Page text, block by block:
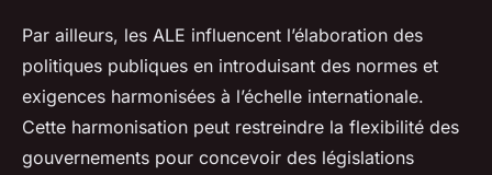
Par ailleurs, les ALE influencent l’élaboration des
politiques publiques en introduisant des normes et
exigences harmonisées à l’échelle internationale.
Cette harmonisation peut restreindre la flexibilité des
gouvernements pour concevoir des législations